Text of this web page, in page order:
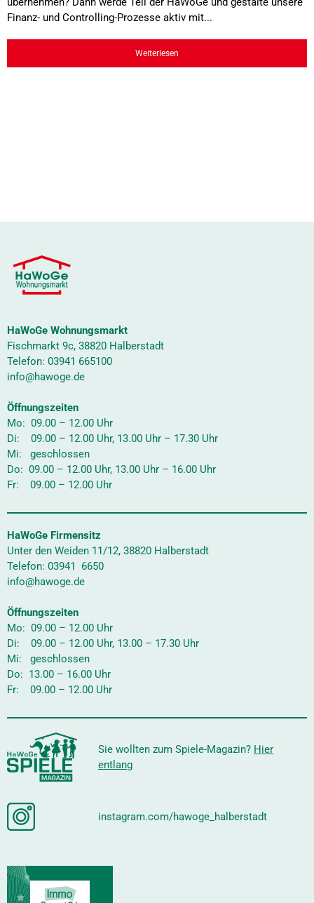
Finanz- und Controlling-Prozesse aktiv mit...
Weiterlesen
HaWoGe Wohnungsmarkt
Fischmarkt 9c, 38820 Halberstadt
Telefon: 03941 665100
info@hawoge.de
Öffnungszeiten
Mo: 09.00 – 12.00 Uhr
Di: 09.00 – 12.00 Uhr, 13.00 Uhr – 17.30 Uhr
Mi: geschlossen
Do: 09.00 – 12.00 Uhr, 13.00 Uhr – 16.00 Uhr
Fr: 09.00 – 12.00 Uhr
HaWoGe Firmensitz
Unter den Weiden 11/12, 38820 Halberstadt
Telefon: 03941 6650
info@hawoge.de
Öffnungszeiten
Mo: 09.00 – 12.00 Uhr
Di: 09.00 – 12.00 Uhr, 13.00 – 17.30 Uhr
Mi: geschlossen
Do: 13.00 – 16.00 Uhr
Fr: 09.00 – 12.00 Uhr
Sie wollten zum Spiele-Magazin? Hier
entlang
instagram.com/hawoge_halberstadt